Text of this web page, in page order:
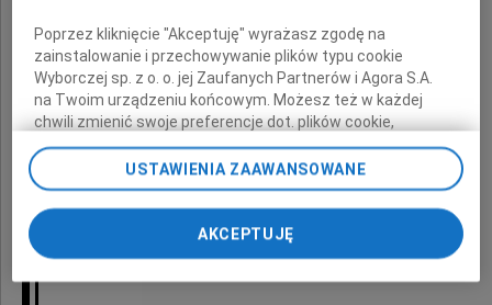
Rodzinie i Najbliższym
składamy wyrazy
najgłębszego współczucia
Dyrekcja i pracownicy
Region Południowozachodni
Poprzez kliknięcie "Akceptuję" wyrażasz zgodę na
zainstalowanie i przechowywanie plików typu cookie
Wyborczej sp. z o. o. jej Zaufanych Partnerów i Agora S.A.
na Twoim urządzeniu końcowym. Możesz też w każdej
chwili zmienić swoje preferencje dot. plików cookie,
ponownie wywołując narzędzie do zarządzania Twoimi
preferencjami dot. przetwarzania danych poprzez
odnośnik „Ustawienia prywatności” w stopce serwisu i
przechodząc do sekcji „Ustawienia zaawansowane”.
Zmiana ustawień plików cookie możliwa jest także za
pomocą ustawień przeglądarki.
USTAWIENIA ZAAWANSOWANE
AKCEPTUJĘ